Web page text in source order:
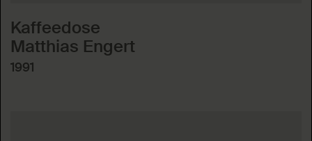
Kaffeedose
Matthias Engert
1991